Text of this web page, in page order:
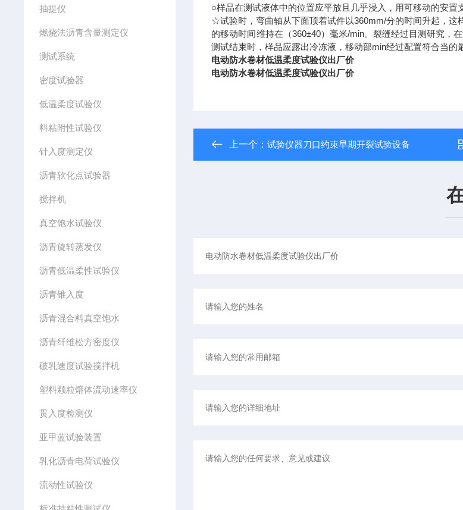
抽提仪
燃烧法沥青含量测定仪
测试系统
密度试验器
低温柔度试验仪
料粘附性试验仪
针入度测定仪
沥青软化点试验器
搅拌机
真空饱水试验仪
沥青旋转蒸发仪
沥青低温柔性试验仪
沥青锥入度
沥青混合料真空饱水
沥青纤维松方密度仪
破乳速度试验搅拌机
塑料颗粒熔体流动速率仪
贯入度检测仪
亚甲蓝试验装置
乳化沥青电荷试验仪
流动性试验仪
○样品在测试液体中的位置应平放且几乎浸入，用可移动的安置
☆试验时，弯曲轴从下面顶着试件以360mm/分的时间升起，
的移动时间维持在（360±40）毫米/min。裂缝经过目测研究，
测试结束时，样品应露出冷冻液，移动部min经过配置符合当的
电动防水卷材低温柔度试验仪出厂价
电动防水卷材低温柔度试验仪出厂价
上一个：试验仪器刀口约束早期开裂试验设备